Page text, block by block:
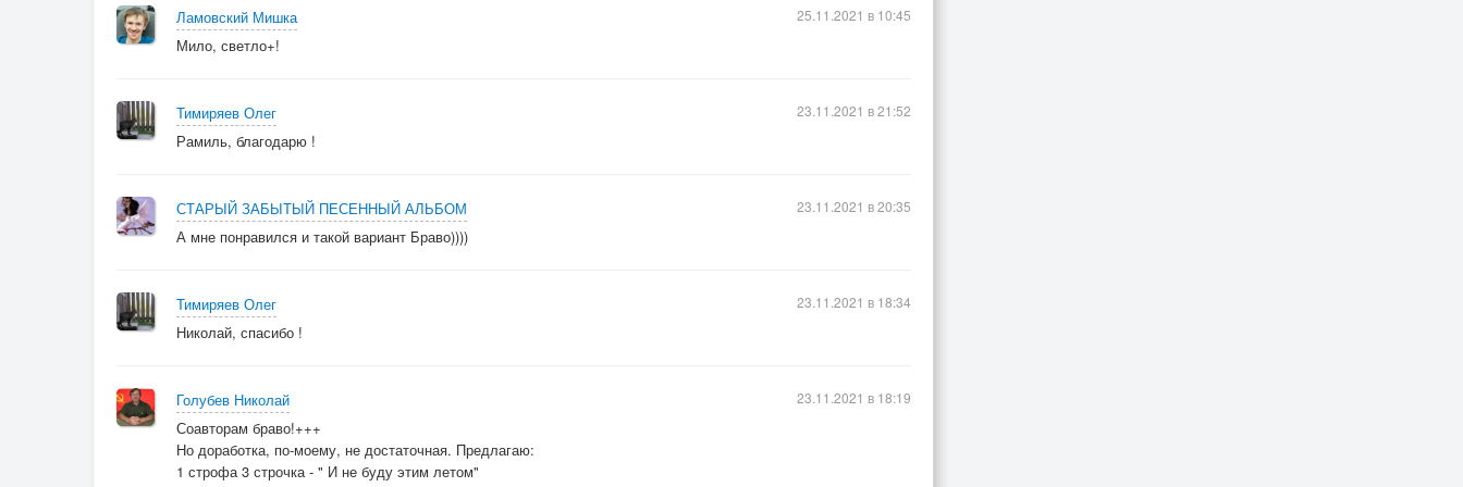
Ламовский Мишка
Мило, светло+!
25.11.2021 в 10:45
Тимиряев Олег
Рамиль, благодарю !
23.11.2021 в 21:52
СТАРЫЙ ЗАБЫТЫЙ ПЕСЕННЫЙ АЛЬБОМ
А мне понравился и такой вариант Браво))))
23.11.2021 в 20:35
Тимиряев Олег
Николай, спасибо !
23.11.2021 в 18:34
Голубев Николай
Соавторам браво!+++
Но доработка, по-моему, не достаточная. Предлагаю:
1 строфа 3 строчка - " И не буду этим летом"
23.11.2021 в 18:19